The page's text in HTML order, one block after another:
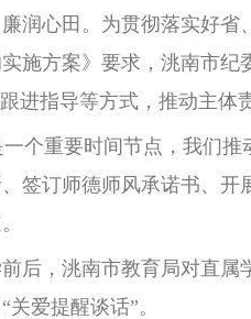
心田。为贯彻落实好省
施方案》要求，洮南市
进指导等方式，推动主
个重要时间节点，我们推
签订师德师风承诺书、
，洮南市教育局对直属学
爱提醒谈话”。